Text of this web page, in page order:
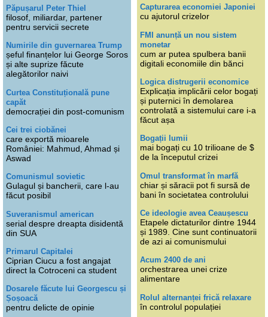
Păpușarul Peter Thiel
filosof, miliardar, partener
pentru servicii secrete
Numirile din guvernarea Trump
șeful finanțelor lui George Soros
și alte suprize făcute
alegătorilor naivi
Curtea Constituțională pune
capăt
democrației din post-comunism
Cei trei ciobănei
care exportă mioarele
României: Mahmud, Ahmad și
Aswad
Comunismul sovietic
Gulagul și bancherii, care l-au
făcut posibil
Suveranismul american
serial despre dreapta disidentă
din SUA
Primarul Capitalei
Ciprian Ciucu a fost angajat
direct la Cotroceni ca student
Dosarele făcute lui Georgescu și
Șoșoacă
pentru delicte de opinie
Capturarea economiei Japoniei
cu ajutorul crizelor
FMI anunță un nou sistem
monetar
cum ar putea spulbera banii
digitali economiile din bănci
Logica distrugerii economice
Explicația implicării celor bogați
și puternici în demolarea
controlată a sistemului care i-a
făcut așa
Bogații lumii
mai bogați cu 10 trilioane de $
de la începutul crizei
Omul transformat în marfă
chiar și săracii pot fi sursă de
bani în societatea controlului
Ce ideologie avea Ceaușescu
Etapele dictaturilor dintre 1944
și 1989. Cine sunt continuatorii
de azi ai comunismului
Acum 2400 de ani
orchestrarea unei crize
alimentare
Rolul alternanței frică relaxare
în controlul populației